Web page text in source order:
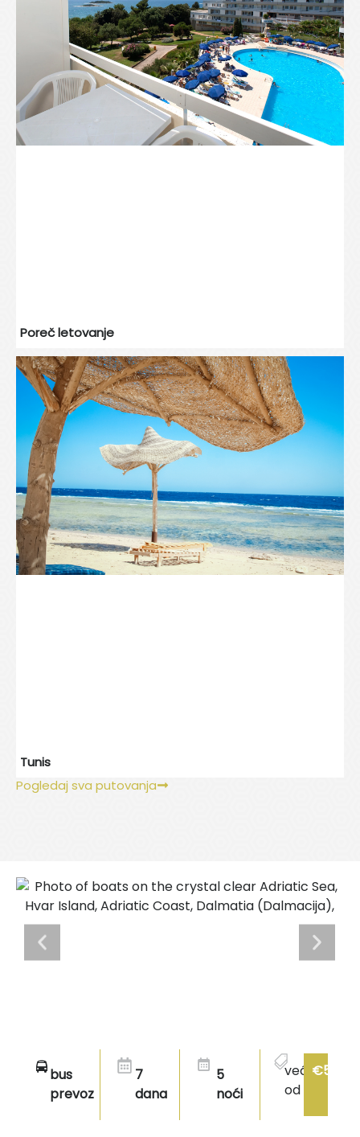
Poreč letovanje
Tunis
Pogledaj sva putovanja
bus
prevoz
7
dana
5
noći
već
od
€549